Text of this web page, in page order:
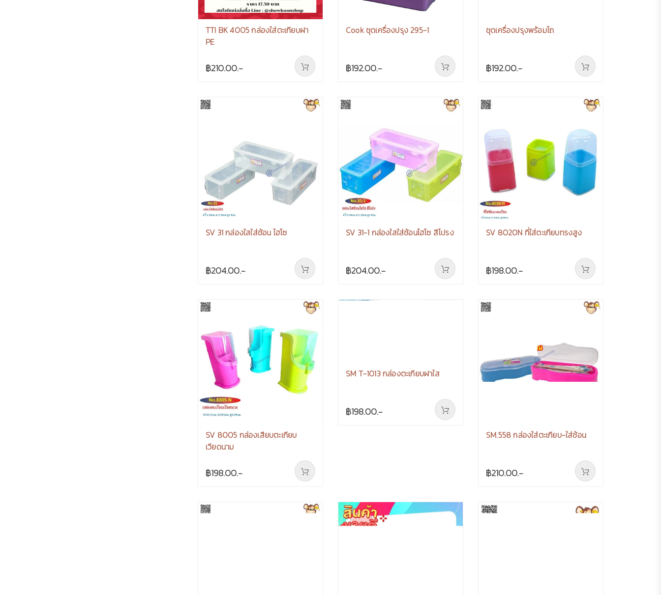
TTI BK 4005 กล่องใส่ตะเกียบฝา
PE
฿210.00.-
Cook ชุดเครื่องปรุง 295-1
฿192.00.-
ชุดเครื่องปรุงพร้อมโถ
฿192.00.-
SV 31 กล่องใสใส่ช้อน ไฮโซ
฿204.00.-
SV 31-1 กล่องใสใส่ช้อนไฮโซ สีโปรง
฿204.00.-
SV 8020N ที่ใส่ตะเกียบทรงสูง
฿198.00.-
SV 8005 กล่องเสียบตะเกียบ
เวียดนาม
฿198.00.-
SM T-1013 กล่องตะเกียบฝาใส
฿198.00.-
SM.558 กล่องใส่ตะเกียบ-ใส่ช้อน
฿210.00.-